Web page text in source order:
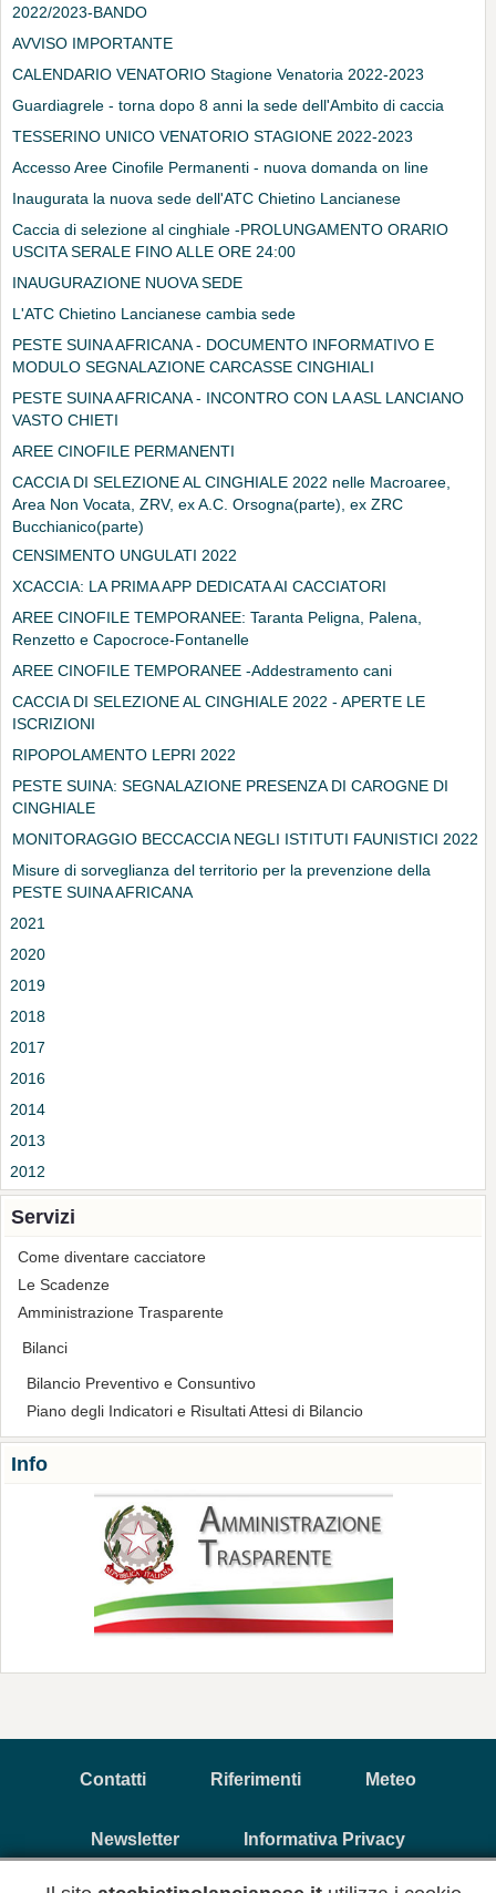
2022/2023-BANDO
AVVISO IMPORTANTE
CALENDARIO VENATORIO Stagione Venatoria 2022-2023
Guardiagrele - torna dopo 8 anni la sede dell'Ambito di caccia
TESSERINO UNICO VENATORIO STAGIONE 2022-2023
Accesso Aree Cinofile Permanenti - nuova domanda on line
Inaugurata la nuova sede dell'ATC Chietino Lancianese
Caccia di selezione al cinghiale -PROLUNGAMENTO ORARIO
USCITA SERALE FINO ALLE ORE 24:00
INAUGURAZIONE NUOVA SEDE
L'ATC Chietino Lancianese cambia sede
PESTE SUINA AFRICANA - DOCUMENTO INFORMATIVO E
MODULO SEGNALAZIONE CARCASSE CINGHIALI
PESTE SUINA AFRICANA - INCONTRO CON LA ASL LANCIANO
VASTO CHIETI
AREE CINOFILE PERMANENTI
CACCIA DI SELEZIONE AL CINGHIALE 2022 nelle Macroaree,
Area Non Vocata, ZRV, ex A.C. Orsogna(parte), ex ZRC
Bucchianico(parte)
CENSIMENTO UNGULATI 2022
XCACCIA: LA PRIMA APP DEDICATA AI CACCIATORI
AREE CINOFILE TEMPORANEE: Taranta Peligna, Palena,
Renzetto e Capocroce-Fontanelle
AREE CINOFILE TEMPORANEE -Addestramento cani
CACCIA DI SELEZIONE AL CINGHIALE 2022 - APERTE LE
ISCRIZIONI
RIPOPOLAMENTO LEPRI 2022
PESTE SUINA: SEGNALAZIONE PRESENZA DI CAROGNE DI
CINGHIALE
MONITORAGGIO BECCACCIA NEGLI ISTITUTI FAUNISTICI 2022
Misure di sorveglianza del territorio per la prevenzione della
PESTE SUINA AFRICANA
2021
2020
2019
2018
2017
2016
2014
2013
2012
Servizi
Come diventare cacciatore
Le Scadenze
Amministrazione Trasparente
Bilanci
Bilancio Preventivo e Consuntivo
Piano degli Indicatori e Risultati Attesi di Bilancio
Info
Contatti Riferimenti Meteo
Newsletter Informativa Privacy